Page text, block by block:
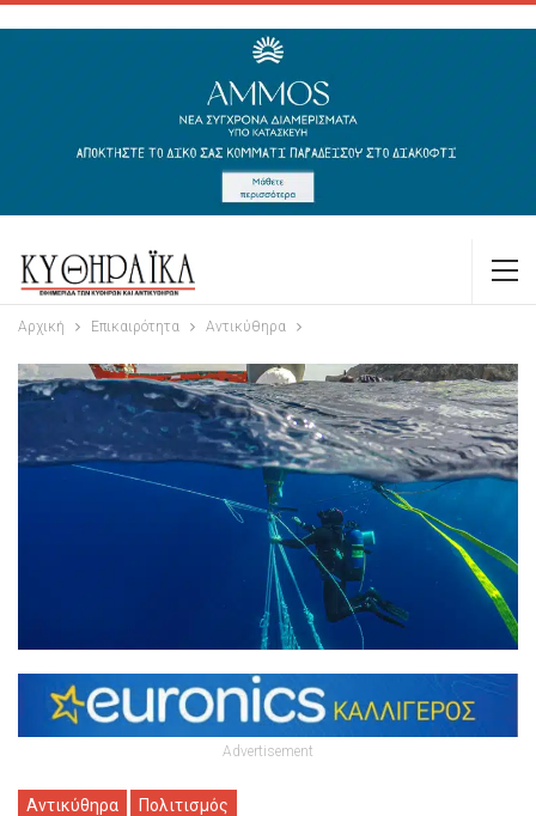
Αρχική Επικαιρότητα Αντικύθηρα
Advertisement
Αντικύθηρα Πολιτισμός